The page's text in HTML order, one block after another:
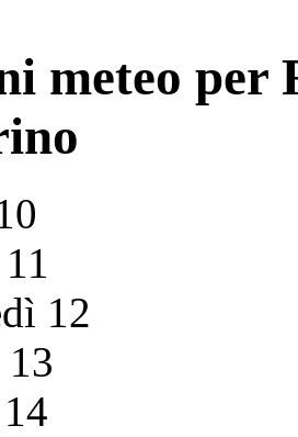
meteo per
12